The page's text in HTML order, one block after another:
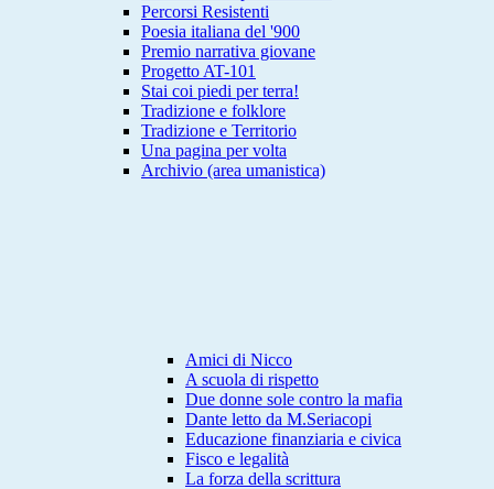
Percorsi Resistenti
Poesia italiana del '900
Premio narrativa giovane
Progetto AT-101
Stai coi piedi per terra!
Tradizione e folklore
Tradizione e Territorio
Una pagina per volta
Archivio (area umanistica)
Amici di Nicco
A scuola di rispetto
Due donne sole contro la mafia
Dante letto da M.Seriacopi
Educazione finanziaria e civica
Fisco e legalità
La forza della scrittura